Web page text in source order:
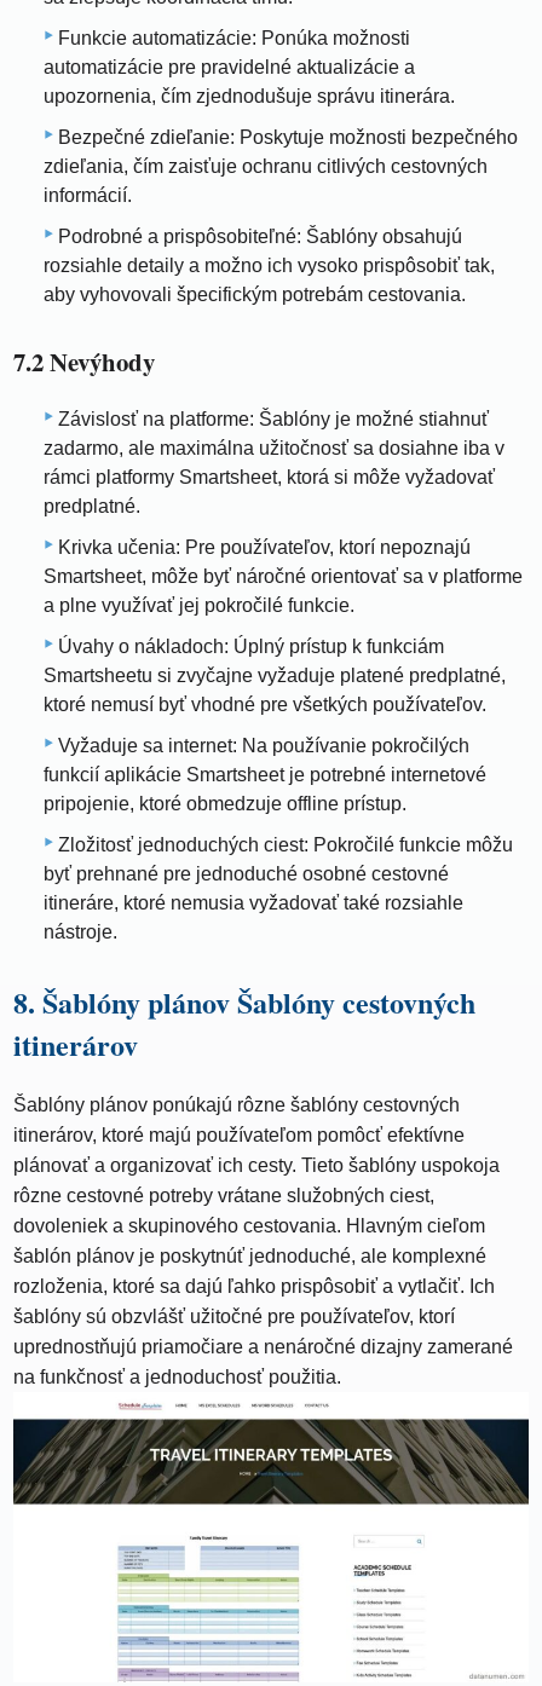
Funkcie automatizácie: Ponúka možnosti
automatizácie pre pravidelné aktualizácie a
upozornenia, čím zjednodušuje správu itinerára.
Bezpečné zdieľanie: Poskytuje možnosti bezpečného
zdieľania, čím zaisťuje ochranu citlivých cestovných
informácií.
Podrobné a prispôsobiteľné: Šablóny obsahujú
rozsiahle detaily a možno ich vysoko prispôsobiť tak,
aby vyhovovali špecifickým potrebám cestovania.
7.2 Nevýhody
Závislosť na platforme: Šablóny je možné stiahnuť
zadarmo, ale maximálna užitočnosť sa dosiahne iba v
rámci platformy Smartsheet, ktorá si môže vyžadovať
predplatné.
Krivka učenia: Pre používateľov, ktorí nepoznajú
Smartsheet, môže byť náročné orientovať sa v platforme
a plne využívať jej pokročilé funkcie.
Úvahy o nákladoch: Úplný prístup k funkciám
Smartsheetu si zvyčajne vyžaduje platené predplatné,
ktoré nemusí byť vhodné pre všetkých používateľov.
Vyžaduje sa internet: Na používanie pokročilých
funkcií aplikácie Smartsheet je potrebné internetové
pripojenie, ktoré obmedzuje offline prístup.
Zložitosť jednoduchých ciest: Pokročilé funkcie môžu
byť prehnané pre jednoduché osobné cestovné
itineráre, ktoré nemusia vyžadovať také rozsiahle
nástroje.
8. Šablóny plánov Šablóny cestovných
itinerárov
Šablóny plánov ponúkajú rôzne šablóny cestovných
itinerárov, ktoré majú používateľom pomôcť efektívne
plánovať a organizovať ich cesty. Tieto šablóny uspokoja
rôzne cestovné potreby vrátane služobných ciest,
dovoleniek a skupinového cestovania. Hlavným cieľom
šablón plánov je poskytnúť jednoduché, ale komplexné
rozloženia, ktoré sa dajú ľahko prispôsobiť a vytlačiť. Ich
šablóny sú obzvlášť užitočné pre používateľov, ktorí
uprednostňujú priamočiare a nenáročné dizajny zamerané
na funkčnosť a jednoduchosť použitia.